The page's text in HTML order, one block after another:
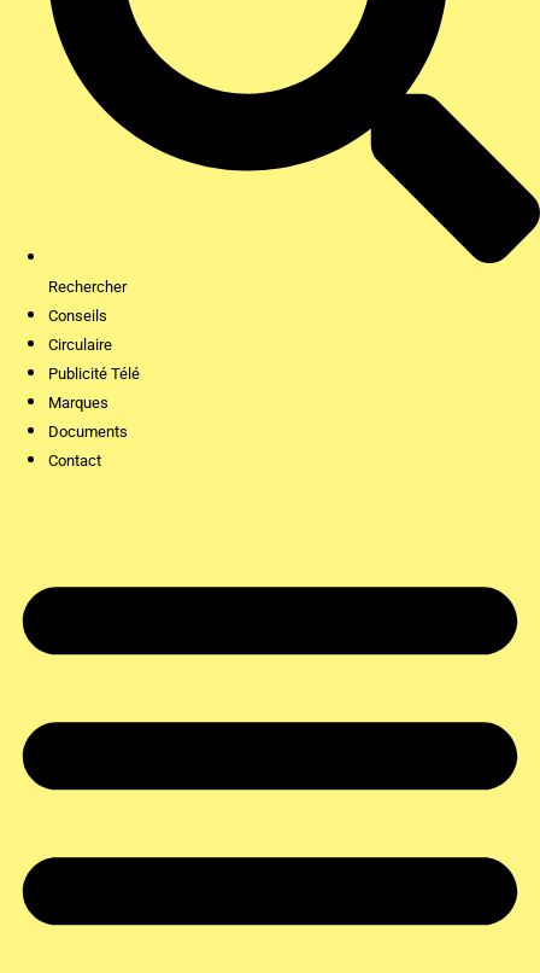
Rechercher
Conseils
Circulaire
Publicité Télé
Marques
Documents
Contact